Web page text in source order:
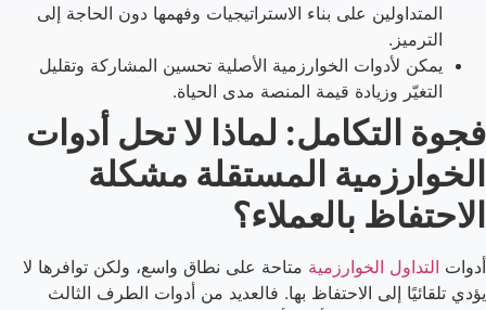
المتداولين على بناء الاستراتيجيات وفهمها دون الحاجة إلى
الترميز.
يمكن لأدوات الخوارزمية الأصلية تحسين المشاركة وتقليل
التغيّر وزيادة قيمة المنصة مدى الحياة.
فجوة التكامل: لماذا لا تحل أدوات
الخوارزمية المستقلة مشكلة
الاحتفاظ بالعملاء؟
أدوات التداول الخوارزمية متاحة على نطاق واسع، ولكن توافرها لا
يؤدي تلقائيًا إلى الاحتفاظ بها. فالعديد من أدوات الطرف الثالث